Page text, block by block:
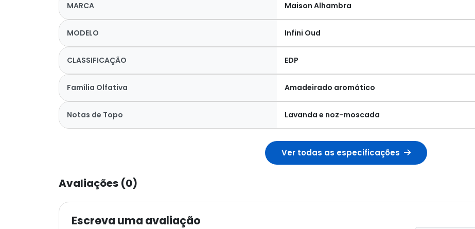
MARCA Maison Alhambra
MODELO Infini Oud
CLASSIFICAÇÃO EDP
Família Olfativa Amadeirado aromático
Notas de Topo Lavanda e noz-moscada
Ver todas as especificações
Avaliações (0)
Escreva uma avaliação